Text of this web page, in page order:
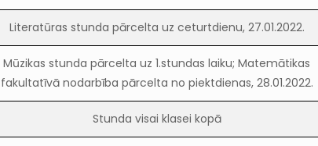
Literatūras stunda pārcelta uz ceturtdienu, 27.01.2022.
Mūzikas stunda pārcelta uz 1.stundas laiku; Matemātikas
fakultatīvā nodarbība pārcelta no piektdienas, 28.01.2022.
Stunda visai klasei kopā